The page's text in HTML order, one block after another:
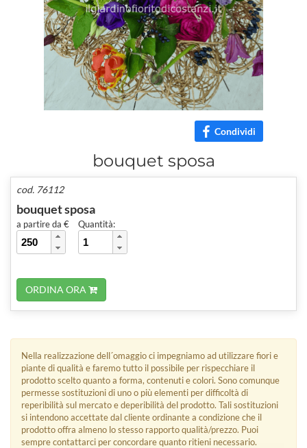
Condividi
bouquet sposa
cod. 76112
bouquet sposa
a partire da € Quantità:
ORDINA ORA
Nella realizzazione dell´omaggio ci impegniamo ad utilizzare fiori e
piante di qualità e faremo tutto il possibile per rispecchiare il
prodotto scelto quanto a forma, contenuti e colori. Sono comunque
permesse sostituzioni di uno o più elementi per difficoltà di
reperibilità sul mercato e deperibilità del prodotto. Tali sostituzioni
si intendono accettate dal cliente ordinante a condizione che il
prodotto offra almeno lo stesso rapporto qualità/prezzo. Puoi
sempre contattarci per concordare quanto ritieni necessario.